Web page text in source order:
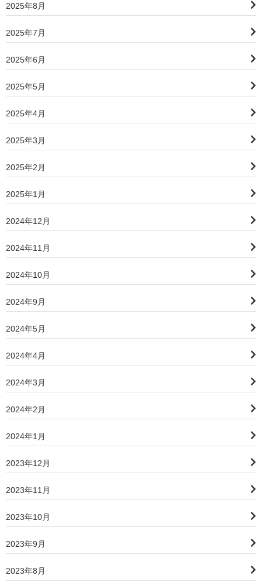
2025年8月
2025年7月
2025年6月
2025年5月
2025年4月
2025年3月
2025年2月
2025年1月
2024年12月
2024年11月
2024年10月
2024年9月
2024年5月
2024年4月
2024年3月
2024年2月
2024年1月
2023年12月
2023年11月
2023年10月
2023年9月
2023年8月